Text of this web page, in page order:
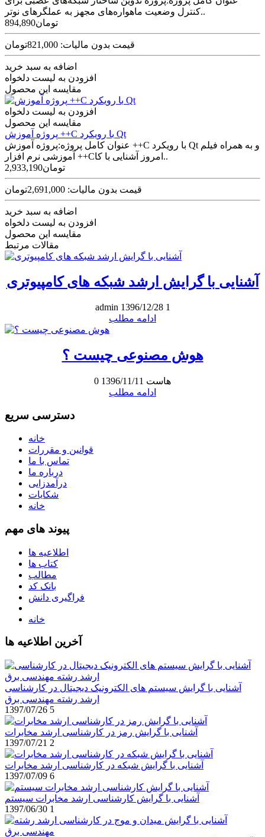
کنترل وضعیت ماهواره‌های مجهز به عملگرهای نوتر..
894,890تومان
قیمت بدون مالیات: 821,000تومان
اضافه به سبد خرید
افزودن به لیست دلخواه
مقایسه این محصول
افزودن به لیست دلخواه
مقایسه این محصول
پروژه آموزش ++C با رویکرد Qt
عنوان کامل پروژه:پروژه آموزش ++C با رویکرد Qt و به همراه فیلم
آموزشی نرم افزار ++Cامروز آشنایی با کا..
2,933,190تومان
قیمت بدون مالیات: 2,691,000تومان
اضافه به سبد خرید
افزودن به لیست دلخواه
مقایسه این محصول
مقالات مرتبط
آشنایی با گرایش ارشد شبکه های کامپیوتری
admin 1396/12/28 1
ادامه مطلب
هوش مصنوعی چیست ؟
هاست 1396/11/11
0
ادامه مطلب
دسترسی سریع
خانه
قوانین و مقررات
تماس با ما
درباره ما
درآمدزایی
شکایات
خانه
پیوند های مهم
اطلاعیه ها
کتاب ها
مطالب
بانک کد
فراگیری دانش
خانه
آخرین اطلاعیه ها
آشنایی با گرایش سیستم های الکترونیک دیجیتال در کارشناسی
ارشد رشته مهندسی برق
1397/07/26 5
آشنایی با گرایش رمز در کارشناسی ارشد مخابرات
1397/07/21 2
آشنایی با گرایش شبکه در کارشناسی ارشد مخابرات
1397/07/09 6
آشنایی با گرایش کارشناسی ارشد مخابرات سیستم
1397/06/30 1